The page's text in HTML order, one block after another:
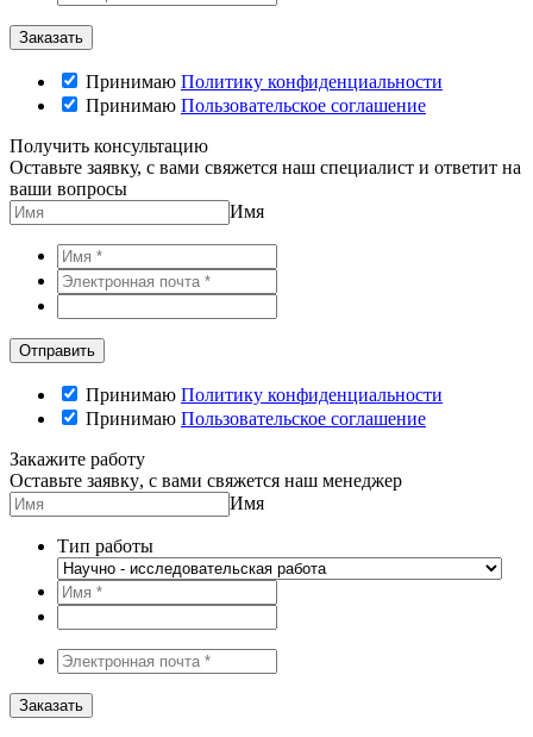
Принимаю Политику конфиденциальности
Принимаю Пользовательское соглашение
Получить консультацию
Оставьте заявку, с вами свяжется наш специалист и ответит на
ваши вопросы
Имя
Принимаю Политику конфиденциальности
Принимаю Пользовательское соглашение
Закажите работу
Оставьте заявку, с вами свяжется наш менеджер
Имя
Тип работы